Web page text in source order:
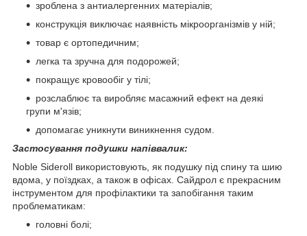
зроблена з антиалергенних матеріалів;
конструкція виключає наявність мікроорганізмів у ній;
товар є ортопедичним;
легка та зручна для подорожей;
покращує кровообіг у тілі;
розслаблює та виробляє масажний ефект на деякі
групи м'язів;
допомагає уникнути виникнення судом.
Застосування подушки напіввалик:
Noble Sideroll використовують, як подушку під спину та шию
вдома, у поїздках, а також в офісах. Сайдрол є прекрасним
інструментом для профілактики та запобігання таким
проблематикам:
головні болі;